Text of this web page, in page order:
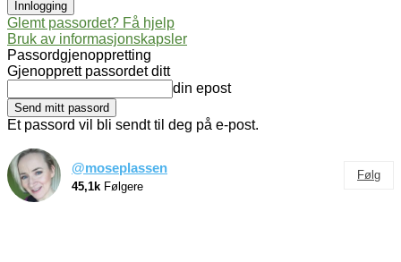
Glemt passordet? Få hjelp
Bruk av informasjonskapsler
Passordgjenoppretting
Gjenopprett passordet ditt
din epost
Et passord vil bli sendt til deg på e-post.
@moseplassen
45,1k Følgere
Følg